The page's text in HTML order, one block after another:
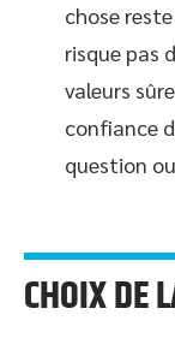
chose
risque pas
valeurs
confiance
question
CHOIX DE